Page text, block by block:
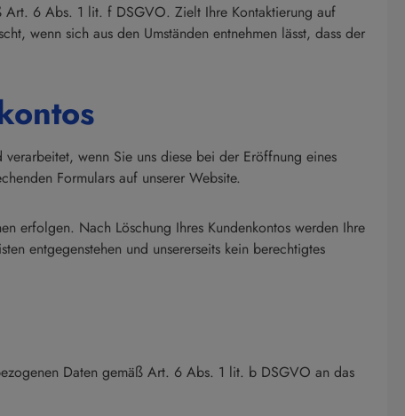
Art. 6 Abs. 1 lit. f DSGVO. Zielt Ihre Kontaktierung auf
wenn sich aus den Umständen entnehmen lässt, dass der
wenn Sie uns diese bei der Eröffnung eines
Formulars auf unserer Website.
erfolgen. Nach Löschung Ihres Kundenkontos werden Ihre
entgegenstehen und unsererseits kein berechtigtes
Daten gemäß Art. 6 Abs. 1 lit. b DSGVO an das